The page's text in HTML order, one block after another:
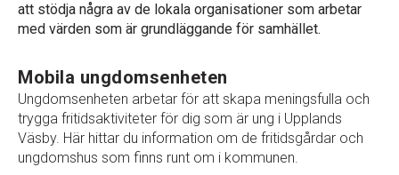
att stödja några av de lokala organisationer som arbetar
med värden som är grundläggande för samhället.
Mobila ungdomsenheten
Ungdomsenheten arbetar för att skapa meningsfulla och
trygga fritidsaktiviteter för dig som är ung i Upplands
Väsby. Här hittar du information om de fritidsgårdar och
ungdomshus som finns runt om i kommunen.